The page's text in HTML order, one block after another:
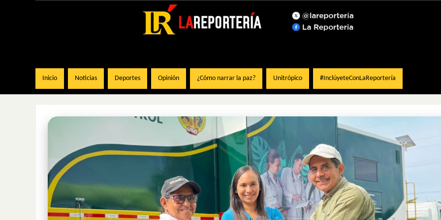
Inicio Noticias Deportes Opinión ¿Cómo narrar la paz? Unitrópico #InclúyeteConLaReportería